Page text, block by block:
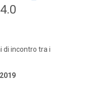
di incontro tra i